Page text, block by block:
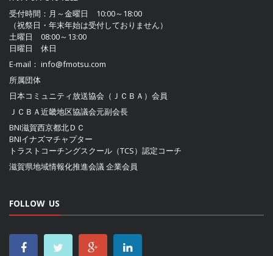
受付時間：月～金曜日 10:00～18:00
（祝祭日・年末年始は受付しておりません）
土曜日 08:00～13:00
日曜日 休日
E-mail： info@fmotsu.com
所属団体
日本コミュニティ放送協会（ＪＣＢＡ） 会員
ＪＣＢＡ近畿地区協議会元副会長
BNI滋賀西京都北ＤＣ
BNIイナズマチャプター
トラストコーチングスクール（TCS）認定コーチ
滋賀県地域情報化推進会議企業会員
FOLLOW US